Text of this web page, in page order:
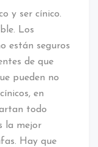
y ser cínico.
Los
están seguros
de que
pueden no
en
todo
la mejor
Hay que